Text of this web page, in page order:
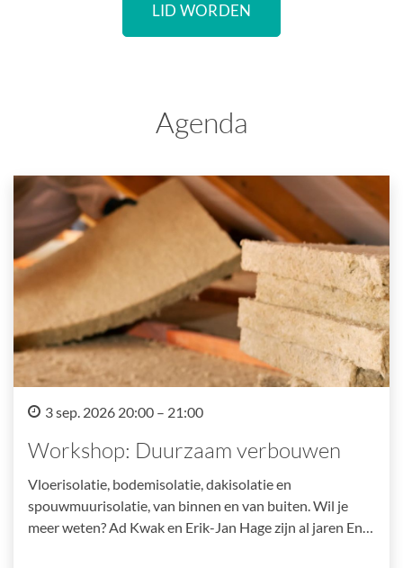
LID WORDEN
Agenda
3 sep. 2026 20:00 – 21:00
Workshop: Duurzaam verbouwen
Vloerisolatie, bodemisolatie, dakisolatie en
spouwmuurisolatie, van binnen en van buiten. Wil je
meer weten? Ad Kwak en Erik-Jan Hage zijn al jaren En…